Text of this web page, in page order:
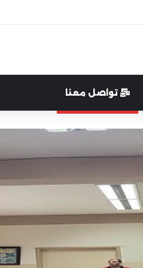
المحلي
تواصل معنا